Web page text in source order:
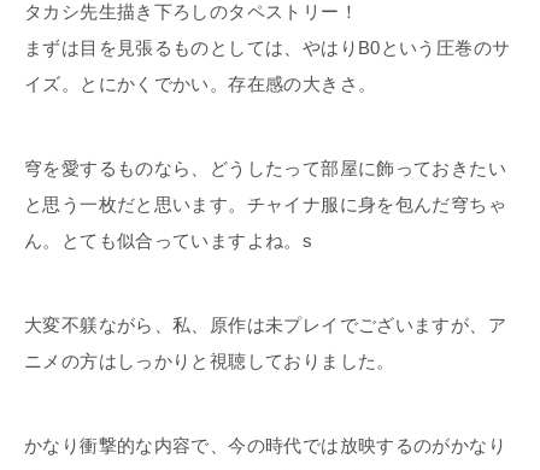
タカシ先生描き下ろしのタペストリー！
まずは目を見張るものとしては、やはりB0という圧巻のサ
イズ。とにかくでかい。存在感の大きさ。
穹を愛するものなら、どうしたって部屋に飾っておきたい
と思う一枚だと思います。チャイナ服に身を包んだ穹ちゃ
ん。とても似合っていますよね。s
大変不躾ながら、私、原作は未プレイでございますが、ア
ニメの方はしっかりと視聴しておりました。
かなり衝撃的な内容で、今の時代では放映するのがかなり